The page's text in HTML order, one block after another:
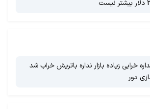
خرابی زیاده بازار نداره باتریش خراب شد
دور